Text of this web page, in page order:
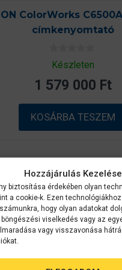
Hozzájárulás Kezelése
biztosítása érdekében olyan
a cookie-k. Ezen
hogy olyan adatokat
viselkedés vagy az
vagy visszavonása
ColorWorks
címkenyomtató
0
a
5
b
ő
l
Készleten
1 579 000 Ft
KOSÁRBA TESZEM